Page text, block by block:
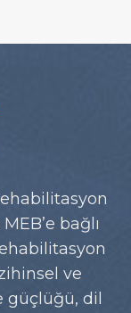
bağlı
ve
güçlüğü, dil